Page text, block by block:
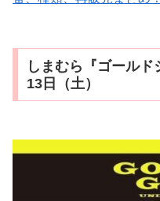
しまむら『ゴール
13日（土）